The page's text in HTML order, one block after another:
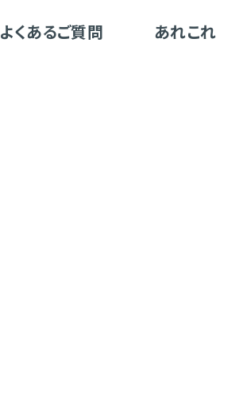
よくあるご質問 あれこれ